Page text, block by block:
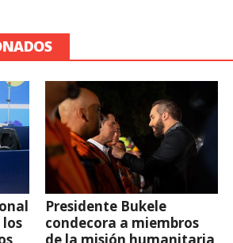
los
Presidente Bukele
condecora a miembros